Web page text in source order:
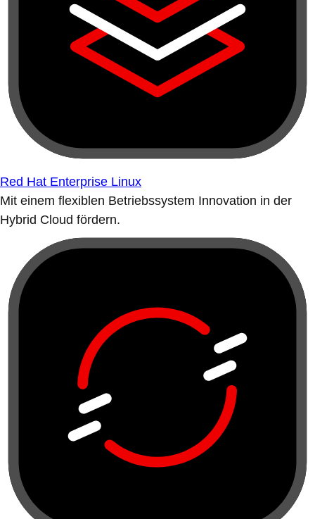
Red Hat Enterprise Linux
Mit einem flexiblen Betriebssystem Innovation in der
Hybrid Cloud fördern.